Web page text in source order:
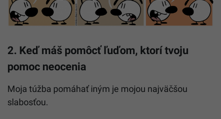
2. Keď máš pomôcť ľuďom, ktorí tvoju
pomoc neocenia
Moja túžba pomáhať iným je mojou najväčšou
slabosťou.